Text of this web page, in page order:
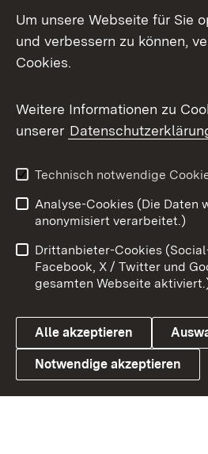
Mastodon
Messenger
Social Wall
X / Twitter
Youtube
Link zum Landesportal
Benutzungshinweise
Datenschutz
Um unsere Webseite für Sie
und verbessern zu können,
Cookies.
Weitere Informationen zu
unserer
Technisch notwendige
Analyse-Cookies (Die Daten
anonymisiert verarbeitet.)
Drittanbieter-Cookies
Facebook, X / Twitter und
gesamten Webseite
Alle akzeptieren
Notwendige akzeptieren